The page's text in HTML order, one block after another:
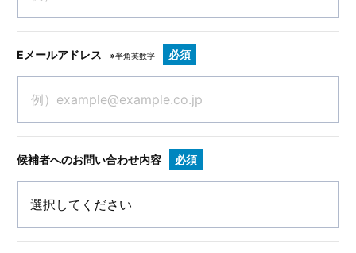
Eメールアドレス ※半角英数字 必須
候補者へのお問い合わせ内容 必須